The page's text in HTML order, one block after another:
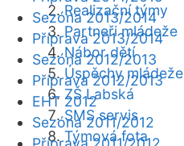
Realizační týmy
Partneři mládeže
Nábor dětí
Úspěchy mládeže
ZŠ Labská
SMS servis
Týmová fota
Sezóna 2013/2014
Příprava 2013/2014
Sezóna 2012/2013
Příprava 2012/2013
EHT 2012
Sezóna 2011/2012